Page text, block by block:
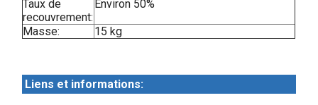
Taux de
recouvrement:
Environ 50%
Masse: 15 kg
Liens et informations: